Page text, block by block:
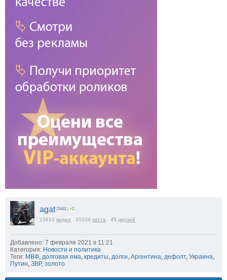
agat 25482 +2
15612 видео 20104 поста 45 друзей
Добавлено: 7 февраля 2021 в 11:21
Категория: Новости и политика
Теги: МВФ, долговая яма, кредиты, долги, Аргентина, дефолт, Украина,
Путин, ЗВР, золото